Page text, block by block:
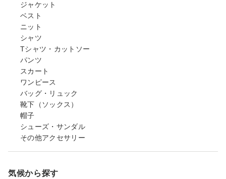
ジャケット
ベスト
ニット
シャツ
Tシャツ・カットソー
パンツ
スカート
ワンピース
バッグ・リュック
靴下（ソックス）
帽子
シューズ・サンダル
その他アクセサリー
気候から探す